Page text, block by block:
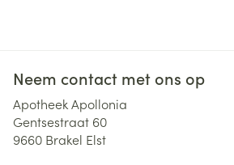
Neem contact met ons op
Apotheek Apollonia
Gentsestraat 60
9660 Brakel Elst